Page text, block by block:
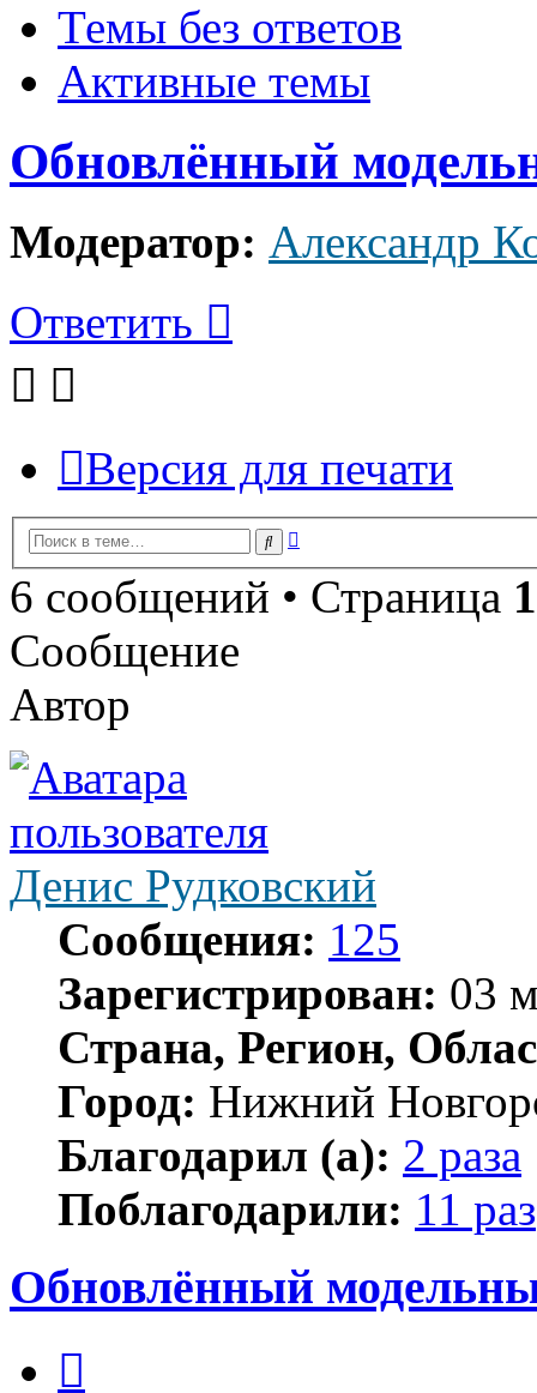
Темы без ответов
Активные темы
Обновлённый
Модератор: Александр
Ответить
Версия для печати
Поиск
6 сообщений • Страница 1
Сообщение
Автор
Денис Рудковский
Сообщения: 125
Зарегистрирован: 03
Страна, Регион,
Город: Нижний
Благодарил (а): 2 раза
Поблагодарили: 11 раз
Обновлённый